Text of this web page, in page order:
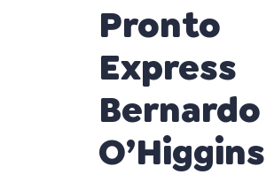
Pronto
Express
Bernardo
O’Higgins